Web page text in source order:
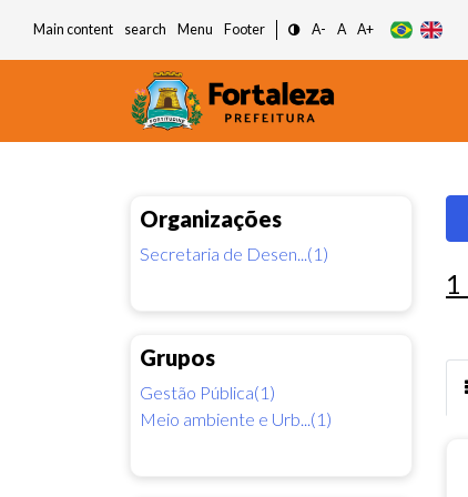
Main content search Menu Footer A- A A+
Organizações
Secretaria de Desen...(1)
Grupos
Gestão Pública(1)
Meio ambiente e Urb...(1)
1